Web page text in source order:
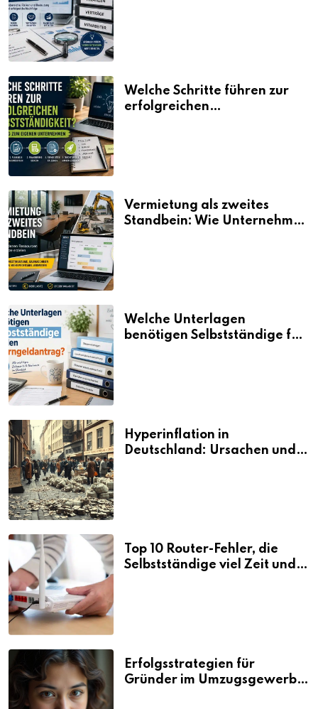
Welche Schritte führen zur
erfolgreichen
Vermietung als zweites
Standbein: Wie Unternehmen
Welche Unterlagen
benötigen Selbstständige für
Hyperinflation in
Deutschland: Ursachen und
Top 10 Router-Fehler, die
Selbstständige viel Zeit und
Erfolgsstrategien für
Gründer im Umzugsgewerbe